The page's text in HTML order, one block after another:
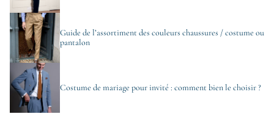
Guide de l’assortiment des couleurs chaussures / costume ou
pantalon
Costume de mariage pour invité : comment bien le choisir ?